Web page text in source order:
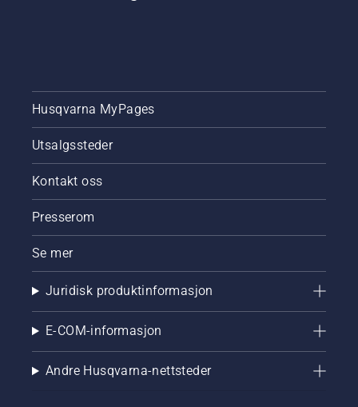
Husqvarna MyPages
Utsalgssteder
Kontakt oss
Presserom
Se mer
Juridisk produktinformasjon
E-COM-informasjon
Andre Husqvarna-nettsteder